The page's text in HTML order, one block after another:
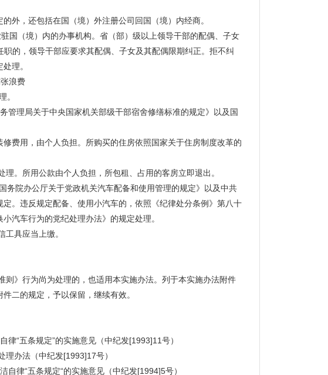
，还包括在国（境）外注册公司回国（境）内经商。
（境）内的办事机构。省（部）级以上领导干部的配偶、子女
的，领导干部应要求其配偶、子女及其配偶限期纠正。拒不纠
理。
浪费
。
理局关于中央国家机关部级干部宿舍修缮标准的规定》以及国
用，由个人负担。所购买的住房依照国家关于住房制度改革的
。所用公款由个人负担，所包租、占用的客房立即退出。
院办公厅关于党政机关汽车配备和使用管理的规定》以及中共
。违反规定配备、使用小汽车的，依照《纪律处分条例》第八十
汽车行为的党纪处理办法》的规定处理。
具应当上缴。
》行为尚为处理的，也适用本实施办法。列于本实施办法附件
二的规定，予以保留，继续有效。
“五条规定”的实施意见（中纪发[1993]11号）
办法（中纪发[1993]17号）
律“五条规定“的实施意见（中纪发[1994]5号）